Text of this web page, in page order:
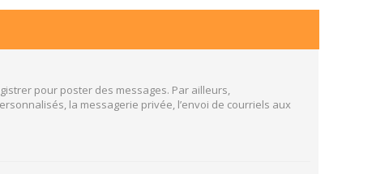
pour poster des messages. Par ailleurs,
la messagerie privée, l’envoi de courriels aux